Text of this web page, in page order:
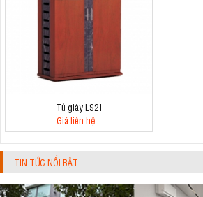
Tủ giày LS21
Giá liên hệ
TIN TỨC NỔI BẬT